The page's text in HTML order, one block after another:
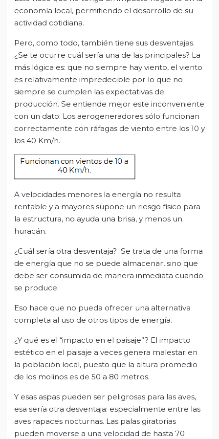
economía local, permitiendo el desarrollo de su
actividad cotidiana.
Pero, como todo, también tiene sus desventajas.
¿Se te ocurre cuál sería una de las principales? La
más lógica es: que no siempre hay viento, el viento
es relativamente impredecible por lo que no
siempre se cumplen las expectativas de
producción. Se entiende mejor este inconveniente
con un dato: Los aerogeneradores sólo funcionan
correctamente con ráfagas de viento entre los 10 y
los 40 Km/h.
A velocidades menores la energía no resulta
rentable y a mayores supone un riesgo físico para
la estructura, no ayuda una brisa, y menos un
huracán.
¿Cuál sería otra desventaja? Se trata de una forma
de energía que no se puede almacenar, sino que
debe ser consumida de manera inmediata cuando
se produce.
Eso hace que no pueda ofrecer una alternativa
completa al uso de otros tipos de energía.
¿Y qué es el “impacto en el paisaje”? El impacto
estético en el paisaje a veces genera malestar en
la población local, puesto que la altura promedio
de los molinos es de 50 a 80 metros.
Y esas aspas pueden ser peligrosas para las aves,
esa sería otra desventaja: especialmente entre las
aves rapaces nocturnas. Las palas giratorias
pueden moverse a una velocidad de hasta 70